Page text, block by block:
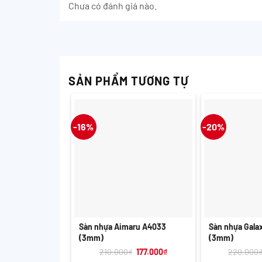
Chưa có đánh giá nào.
SẢN PHẨM TƯƠNG TỰ
-16%
Sàn nhựa Aimaru A4033
(3mm)
210.000₫ Giá
177.000₫Giá
-20%
Sàn nhựa
(3mm)
220.000